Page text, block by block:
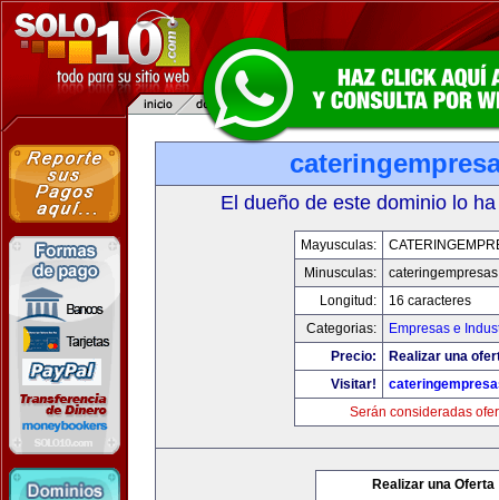
El dueño de este dominio lo
Mayusculas:
Minusculas:
Longitud:
16 caracteres
Categorias:
Empresas e
Precio:
Realizar una
Visitar!
Serán consideradas
Realizar una Oferta